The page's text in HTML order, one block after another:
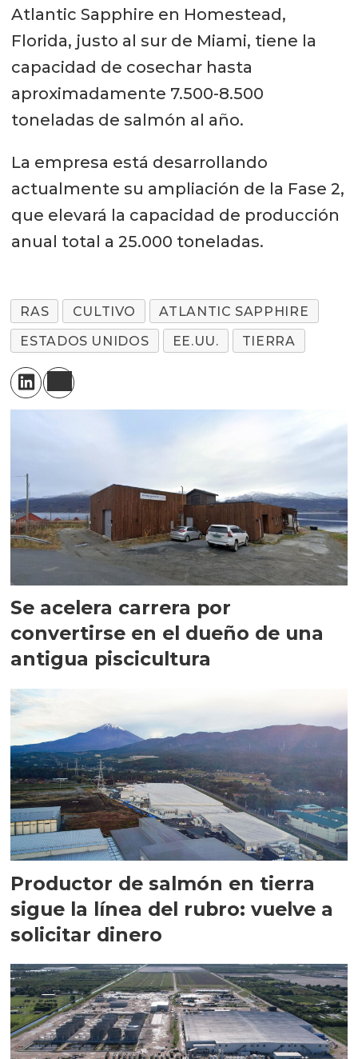
Atlantic Sapphire en Homestead,
Florida, justo al sur de Miami, tiene la
capacidad de cosechar hasta
aproximadamente 7.500-8.500
toneladas de salmón al año.
La empresa está desarrollando
actualmente su ampliación de la Fase 2,
que elevará la capacidad de producción
anual total a 25.000 toneladas.
RAS CULTIVO
ATLANTIC SAPPHIRE
ESTADOS UNIDOS
EE.UU. TIERRA
Se acelera carrera por
convertirse en el dueño de una
antigua piscicultura
Productor de salmón en tierra
sigue la línea del rubro: vuelve a
solicitar dinero